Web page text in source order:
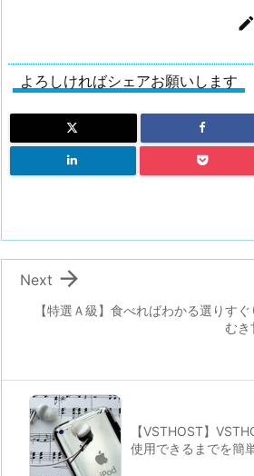

よろしければシェアお願いします
【特選Ａ級】食べればわかる選りすぐ
むき

Next
【VSTHOST】
使用できるまでを簡